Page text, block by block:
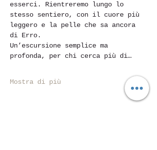
esserci. Rientreremo lungo lo
stesso sentiero, con il cuore più
leggero e la pelle che sa ancora
di Erro.
Un’escursione semplice ma
profonda, per chi cerca più di…
Mostra di più